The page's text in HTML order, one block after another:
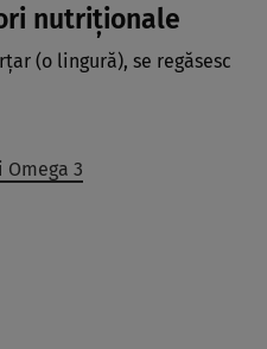
nutriţionale
(o lingură), se regăsesc
Omega 3